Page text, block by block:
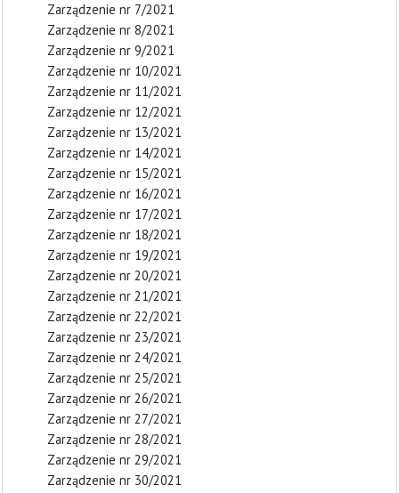
Zarządzenie nr 7/2021
Zarządzenie nr 8/2021
Zarządzenie nr 9/2021
Zarządzenie nr 10/2021
Zarządzenie nr 11/2021
Zarządzenie nr 12/2021
Zarządzenie nr 13/2021
Zarządzenie nr 14/2021
Zarządzenie nr 15/2021
Zarządzenie nr 16/2021
Zarządzenie nr 17/2021
Zarządzenie nr 18/2021
Zarządzenie nr 19/2021
Zarządzenie nr 20/2021
Zarządzenie nr 21/2021
Zarządzenie nr 22/2021
Zarządzenie nr 23/2021
Zarządzenie nr 24/2021
Zarządzenie nr 25/2021
Zarządzenie nr 26/2021
Zarządzenie nr 27/2021
Zarządzenie nr 28/2021
Zarządzenie nr 29/2021
Zarządzenie nr 30/2021